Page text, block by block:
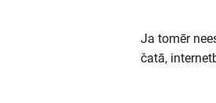
Ja tomēr
čatā,